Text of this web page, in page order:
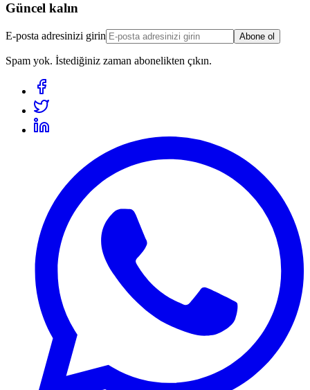
Güncel kalın
E-posta adresinizi girin Abone ol
Spam yok. İstediğiniz zaman abonelikten çıkın.